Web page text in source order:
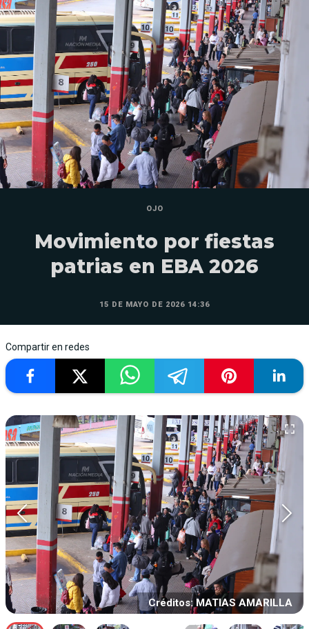
OJO
Movimiento por fiestas
patrias en EBA 2026
15 DE MAYO DE 2026 14:36
Compartir en redes
Créditos: MATIAS AMARILLA